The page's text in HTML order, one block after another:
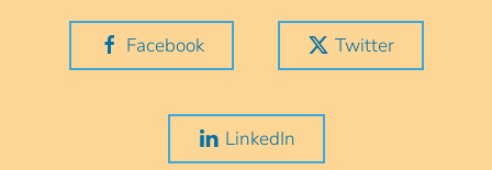
Facebook Twitter
LinkedIn